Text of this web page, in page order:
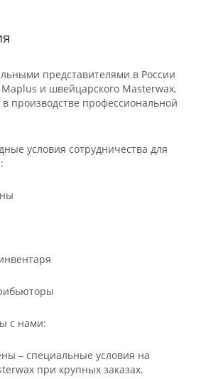
представителями в России
Maplus и швейцарского Masterwax,
производстве профессиональной
условия сотрудничества для
с нами:
– специальные условия на
при крупных заказах.